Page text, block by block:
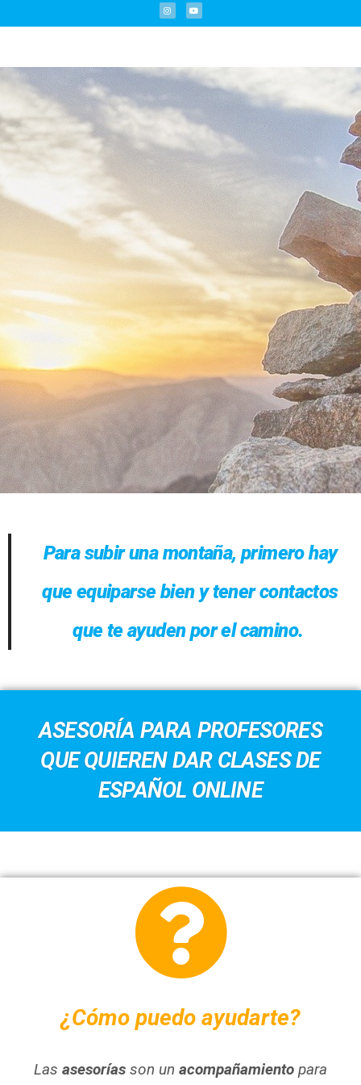
Para subir una montaña, primero hay
que equiparse bien y tener contactos
que te ayuden por el camino.
ASESORÍA PARA PROFESORES
QUE QUIEREN DAR CLASES DE
ESPAÑOL ONLINE
¿Cómo puedo ayudarte?
Las asesorías son un acompañamiento para